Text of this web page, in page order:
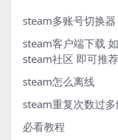
steam多账号切换器
steam客户端下载
steam社区 即可推
steam怎么离线
steam重复次数过
必看教程